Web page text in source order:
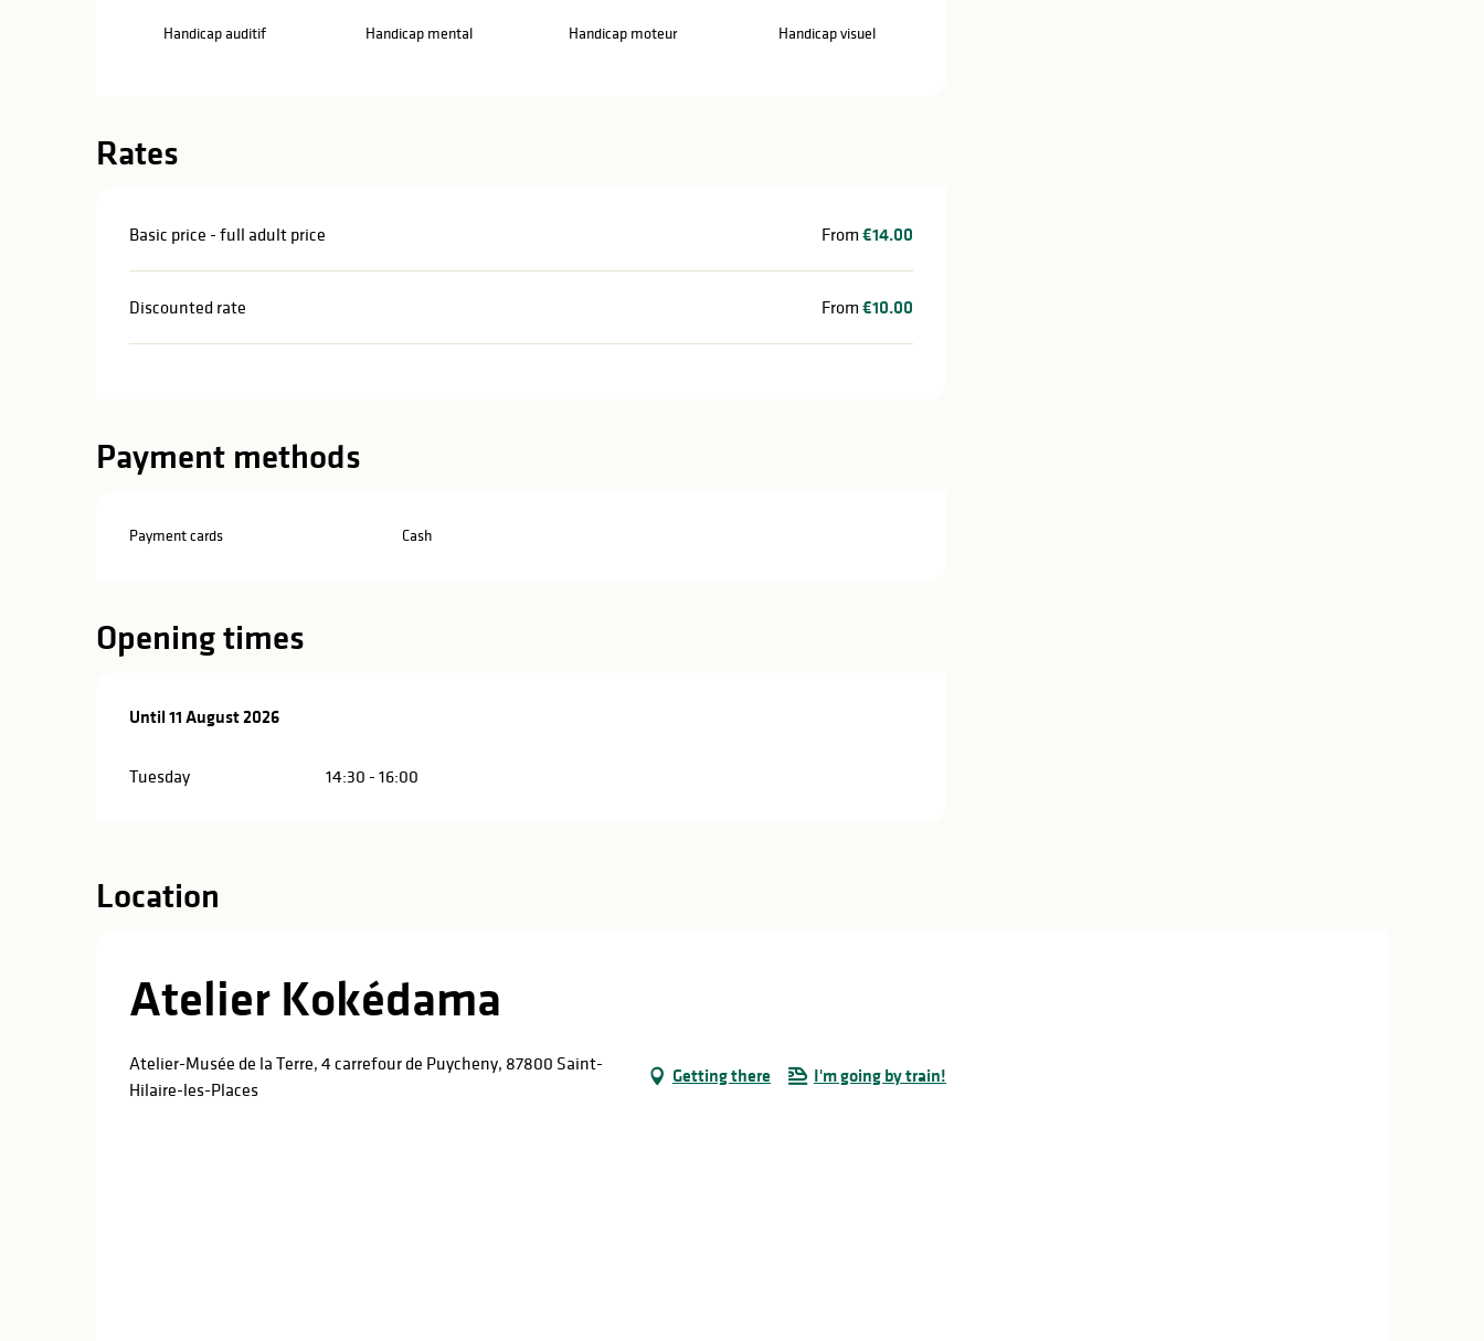
Handicap auditif Handicap mental Handicap moteur Handicap visuel
Rates
Basic price - full adult price From€14.00
Discounted rate From€10.00
Payment methods
Payment cards Cash
Opening times
From21 July 2026until
Until11 August 2026
Tuesday 14:30 - 16:00
Location
Atelier Kokédama
Atelier-Musée de la Terre, 4 carrefour de Puycheny, 87800 Saint-
Hilaire-les-Places
Getting there I'm going by train!